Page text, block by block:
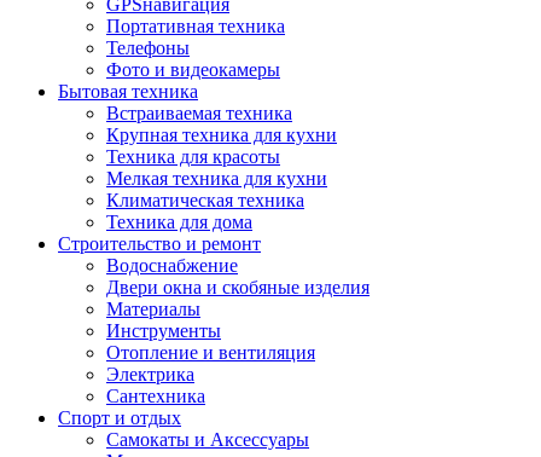
Портативная техника
Телефоны
Фото и видеокамеры
Бытовая техника
Встраиваемая техника
Крупная техника для кухни
Техника для красоты
Мелкая техника для кухни
Климатическая техника
Техника для дома
Строительство и ремонт
Водоснабжение
Двери окна и скобяные изделия
Материалы
Инструменты
Отопление и вентиляция
Электрика
Сантехника
Спорт и отдых
Самокаты и Аксессуары